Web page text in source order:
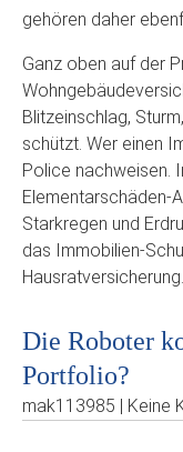
gehören daher
Ganz oben auf der
Blitzeinschlag,
schützt. Wer einen
Police nachweisen.
Elementarschäden-
Starkregen und
das Immobilien-
Hausratversicherung.
Die Roboter
Portfolio?
mak113985 | Keine